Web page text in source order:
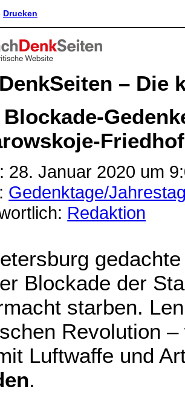
Drucken
– Die
28. Januar 2020 um
Gedenktage/
Redaktion
Blockade der
starben.
Revolution
Luftwaffe und
.